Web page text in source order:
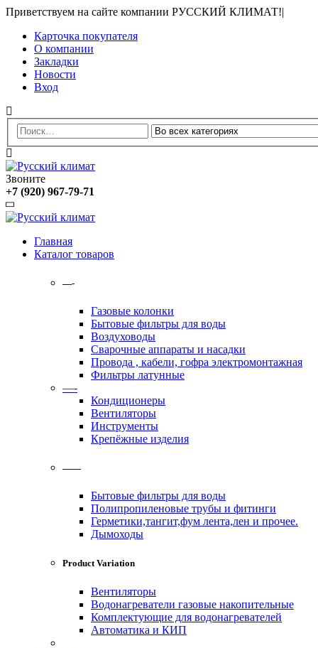
Приветствуем на сайте компании РУССКИЙ КЛИМАТ!|
Карточка покупателя
О компании
Закладки
Новости
Вход
Звоните
+7 (920) 967-79-71
Главная
Каталог товаров
—-
Газовые колонки
Бытовые фильтры для воды
Воздуховоды
Сварочные аппараты и насадки
Провода , кабели, гофра электромонтажная
Фильтры латунные
—-
Кондиционеры
Вентиляторы
Инструменты
Крепёжные изделия
——
Бытовые фильтры для воды
Полипропиленовые трубы и фитинги
Герметики,тангит,фум лента,лен и прочее.
Дымоходы
Product Variation
Вентиляторы
Водонагреватели газовые накопительные
Комплектующие для водонагревателей
Автоматика и КИП